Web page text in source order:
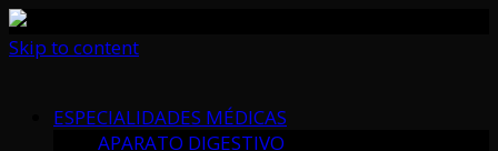
Skip to content
ESPECIALIDADES MÉDICAS
APARATO DIGESTIVO